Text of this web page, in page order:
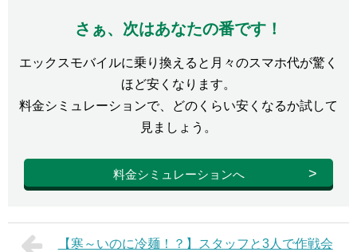
さぁ、次はあなたの番です！
エックスモバイルに乗り換えると月々のスマホ代が驚く
ほど安くなります。
料金シミュレーションで、どのくらい安くなるか試して
見ましょう。
料金シミュレーションへ
【寒～いのに冷麺！？】スタッフと3人で作戦会